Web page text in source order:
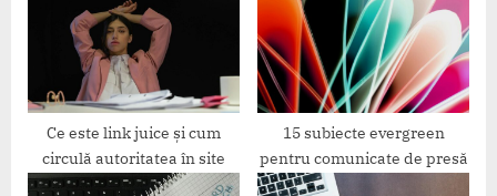
t
Ce este link juice și cum
circulă autoritatea în site
15 subiecte evergreen
pentru comunicate de presă